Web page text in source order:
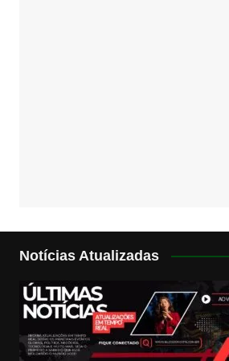
Notícias Atualizadas